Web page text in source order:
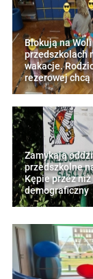
Blokują na
przedszkolach
wakacje.
rezerowej chcą
Zamykają
przedszkolne
Kępie przez niż
demograficzny